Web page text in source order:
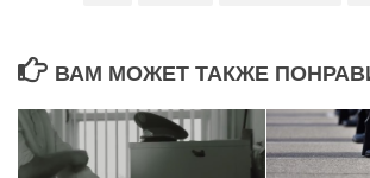
ВАМ МОЖЕТ ТАКЖЕ